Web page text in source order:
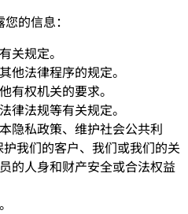
的信息：
关规定。
他法律程序的规定。
有权机关的要求。
律法规等有关规定。
隐私政策、维护社会公共利
我们的客户、我们或我们的关
的人身和财产安全或合法权益